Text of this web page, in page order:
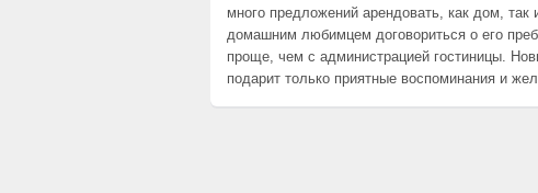
много предложений арендовать, как дом,
домашним любимцем договориться о его
проще, чем с администрацией гостиницы.
подарит только приятные воспоминания и